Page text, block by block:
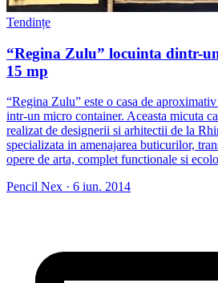
Tendințe
“Regina Zulu” locuinta dintr-
15 mp
“Regina Zulu” este o casa de
intr-un micro container. Aceasta micuta
realizat de designerii si arhitectii de la
specializata in amenajarea buticurilor,
opere de arta, complet functionale si
Pencil Nex · 6 iun. 2014